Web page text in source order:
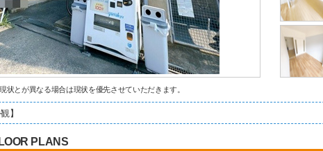
状とが異なる場合は現状を優先させていただきます。
】
PLANS